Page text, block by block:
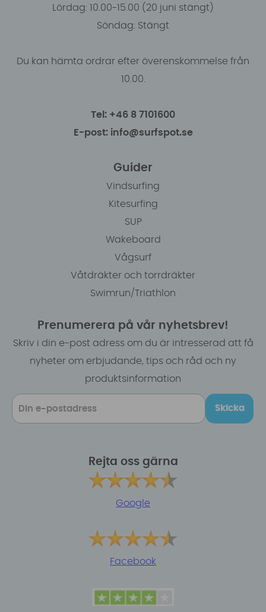
Lördag: 10.00-15.00 (20 juni stängt)
Söndag: Stängt
Du kan hämta ordrar efter överenskommelse från
10.00.
Tel: +46 8 7101600
E-post: info@surfspot.se
Guider
Vindsurfing
Kitesurfing
SUP
Wakeboard
Vågsurf
Våtdräkter och torrdräkter
Swimrun/Triathlon
Prenumerera på vår nyhetsbrev!
Skriv i din e-post adress om du är intresserad att få
nyheter om erbjudande, tips och råd och ny
produktsinformation
Skicka
Rejta oss gärna
Google
Facebook